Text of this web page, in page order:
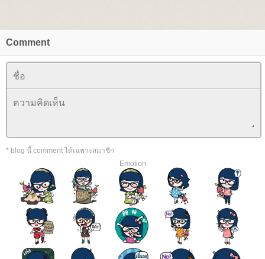
Comment
* blog นี้ comment ได้เฉพาะสมาชิก
Emotion